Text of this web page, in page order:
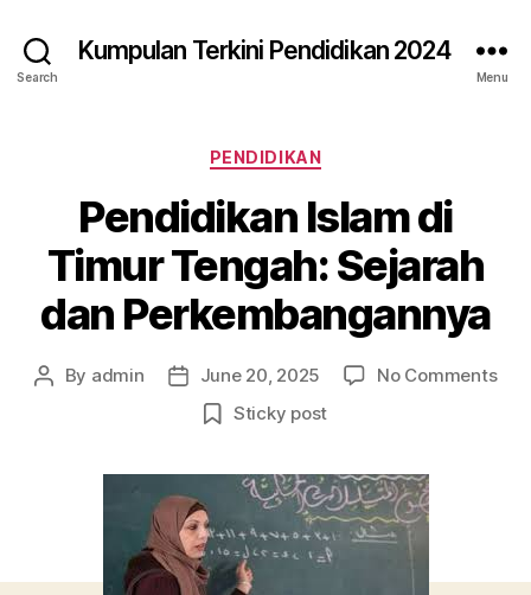
Search
Kumpulan Terkini Pendidikan 2024
Menu
Categories
PENDIDIKAN
Pendidikan Islam di
Timur Tengah: Sejarah
dan Perkembangannya
Post
By admin
Post
date
June 20, 2025 No Commentson
Sticky post